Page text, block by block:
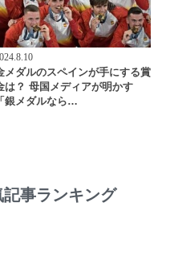
メダルのスペインが手にする賞
は？ 母国メディアが明かす
「銀メダルなら…
記事ランキング